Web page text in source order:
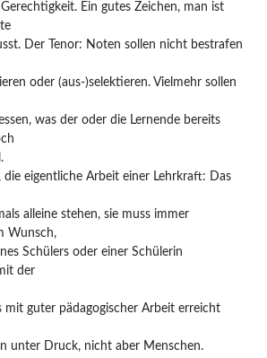
Ein gutes Zeichen, man ist
Der Tenor: Noten sollen nicht bestrafen
oder (aus-)selektieren. Vielmehr sollen
was der oder die Lernende bereits
die eigentliche Arbeit einer Lehrkraft: Das
alleine stehen, sie muss immer
Wunsch,
Schülers oder einer Schülerin
der
mit guter pädagogischer Arbeit erreicht
unter Druck, nicht aber Menschen.